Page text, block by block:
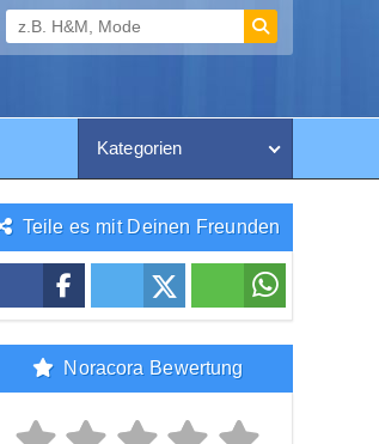
Kategorien
Teile es mit Deinen Freunden
Noracora Bewertung